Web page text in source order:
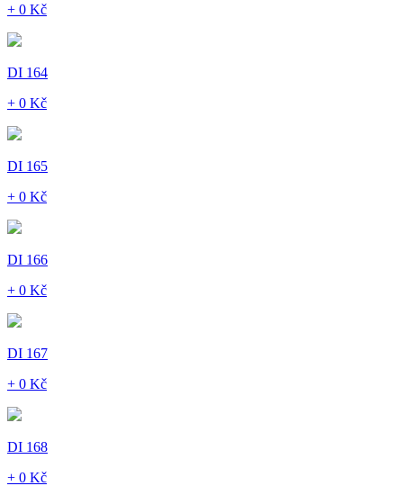
+ 0 Kč
DI 164
+ 0 Kč
DI 165
+ 0 Kč
DI 166
+ 0 Kč
DI 167
+ 0 Kč
DI 168
+ 0 Kč